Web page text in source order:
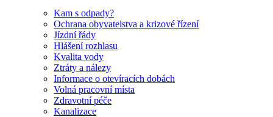
Kam s odpady?
Ochrana obyvatelstva a krizové řízení
Jízdní řády
Hlášení rozhlasu
Kvalita vody
Ztráty a nálezy
Informace o otevíracích dobách
Volná pracovní místa
Zdravotní péče
Kanalizace